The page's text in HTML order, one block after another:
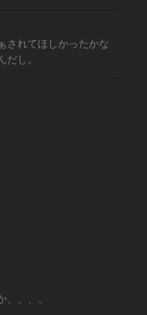
されてほしかったかな
し。
、、、